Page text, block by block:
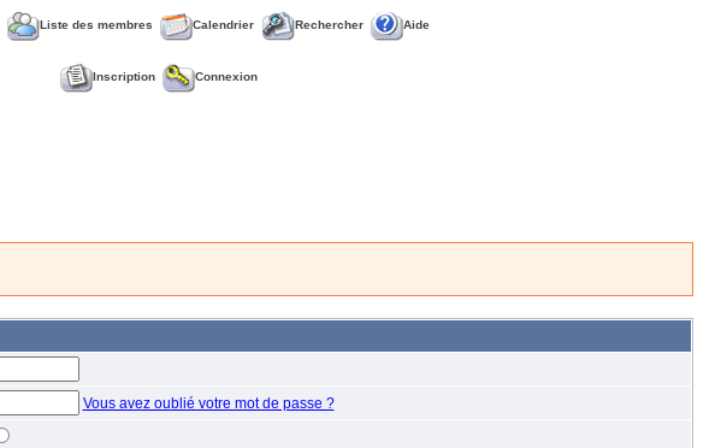
Liste des membres Calendrier Rechercher Aide
Inscription Connexion
Vous avez oublié votre mot de passe ?